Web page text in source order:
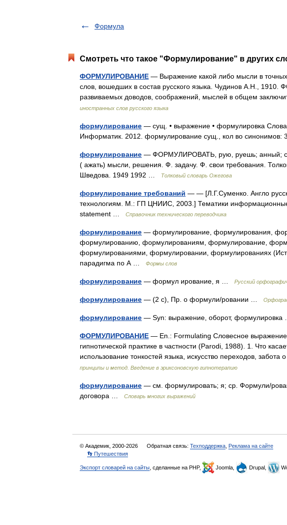
Формула
Смотреть что такое "Формулирование" в других
ФОРМУЛИРОВАНИЕ — Выражение какой либо мысли в
слов, вошедших в состав русского языка. Чудинов А.Н.,
развиваемых доводов, соображений, мыслей в общем
иностранных слов русского языка
формулирование — сущ. • выражение • формулировка
Информатик. 2012. формулирование сущ., кол во синонимов:
формулирование — ФОРМУЛИРОВАТЬ, рую, руешь; анный;
( ажать) мысли, решения. Ф. задачу. Ф. свои требования.
Шведова. 1949 1992 …
Толковый словарь Ожегова
формулирование требований — — [Л.Г.Суменко. Англо
технологиям. М.: ГП ЦНИИС, 2003.] Тематики
statement …
Справочник технического переводчика
формулирование — формулирование, формулирования,
формулированию, формулированиям, формулирование,
формулированиями, формулировании, формулированиях
парадигма по А …
Формы слов
формулирование — формул ирование, я … Русский
формулирование — (2 с), Пр. о формули/ровании …
формулирование — Syn: выражение, оборот,
ФОРМУЛИРОВАНИЕ — En.: Formulating Словесное
гипнотической практике в частности (Parodi, 1988). 1. Что
использование тонкостей языка, искусство переходов,
принципы и метод. Введение в эриксоновскую гипнотерапию
формулирование — см. формулировать; я; ср. Формули/
договора …
Словарь многих выражений
© Академик, 2000-2026 Обратная связь: Техподдержка Реклама на сайте
👣 Путешествия
Экспорт словарей на сайты , сделанные на PHP, Joomla, Drupal,